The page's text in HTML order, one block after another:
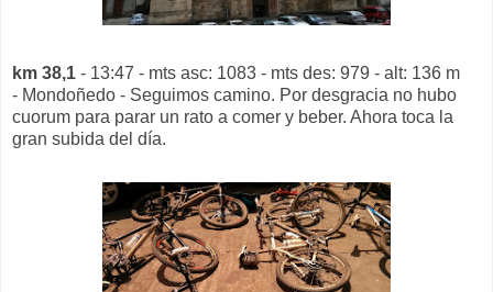
km 38,1 - 13:47 - mts asc: 1083 - mts des: 979 - alt: 136 m
- Mondoñedo - Seguimos camino. Por desgracia no hubo
cuorum para parar un rato a comer y beber. Ahora toca la
gran subida del día.